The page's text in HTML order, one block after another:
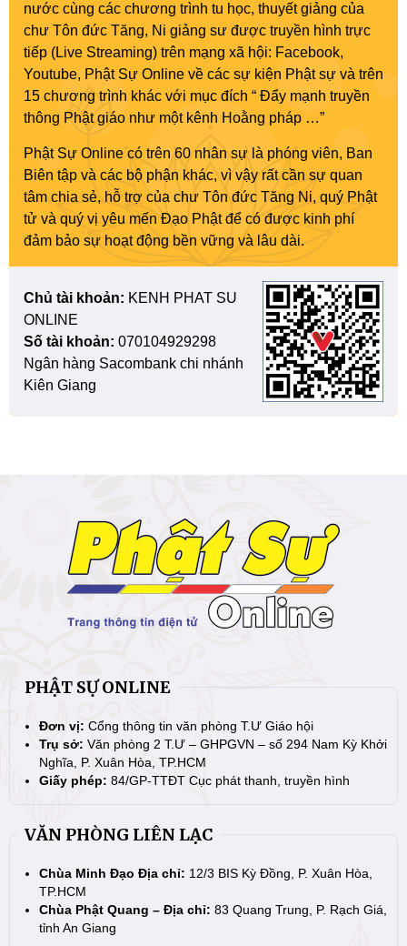
nước cùng các chương trình tu học, thuyết giảng của
chư Tôn đức Tăng, Ni giảng sư được truyền hình trực
tiếp (Live Streaming) trên mạng xã hội: Facebook,
Youtube, Phật Sự Online về các sự kiện Phật sự và trên
15 chương trình khác với mục đích “ Đẩy mạnh truyền
thông Phật giáo như một kênh Hoằng pháp …”
Phật Sự Online có trên 60 nhân sự là phóng viên, Ban
Biên tập và các bộ phận khác, vì vậy rất cần sự quan
tâm chia sẻ, hỗ trợ của chư Tôn đức Tăng Ni, quý Phật
tử và quý vị yêu mến Đạo Phật để có được kinh phí
đảm bảo sự hoạt động bền vững và lâu dài.
Chủ tài khoản: KENH PHAT SU
ONLINE
Số tài khoản: 070104929298
Ngân hàng Sacombank chi nhánh
Kiên Giang
PHẬT SỰ ONLINE
Đơn vị: Cổng thông tin văn phòng T.Ư Giáo hội
Trụ sở: Văn phòng 2 T.Ư – GHPGVN – số 294 Nam Kỳ Khởi
Nghĩa, P. Xuân Hòa, TP.HCM
Giấy phép: 84/GP-TTĐT Cục phát thanh, truyền hình
VĂN PHÒNG LIÊN LẠC
Chùa Minh Đạo Địa chỉ: 12/3 BIS Kỳ Đồng, P. Xuân Hòa,
TP.HCM
Chùa Phật Quang – Địa chỉ: 83 Quang Trung, P. Rạch Giá,
tỉnh An Giang